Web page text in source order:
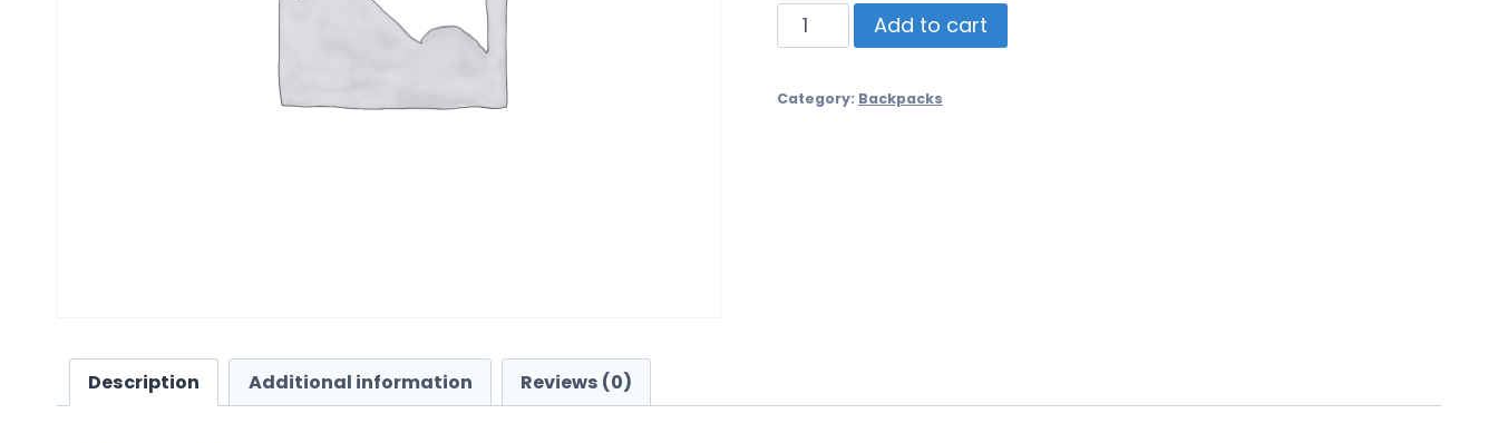
Bagger
25L
quantity
Add to cart
Category: Backpacks
Description Additional information Reviews (0)